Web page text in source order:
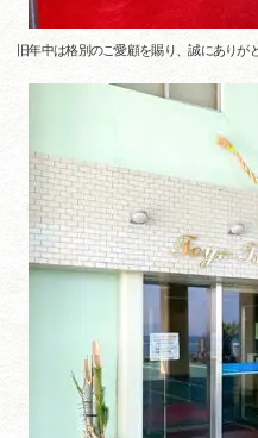
旧年中は格別のご愛顧を賜り、誠にありが